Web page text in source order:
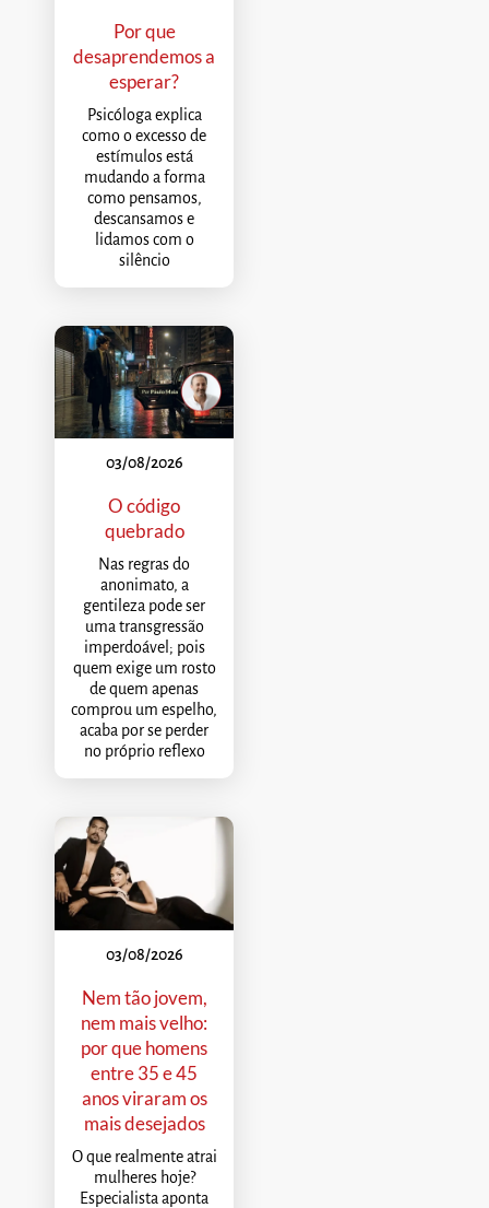
Por que
desaprendemos a
esperar?
Psicóloga explica
como o excesso de
estímulos está
mudando a forma
como pensamos,
descansamos e
lidamos com o
silêncio
03/08/2026
O código
quebrado
Nas regras do
anonimato, a
gentileza pode ser
uma transgressão
imperdoável; pois
quem exige um rosto
de quem apenas
comprou um espelho,
acaba por se perder
no próprio reflexo
03/08/2026
Nem tão jovem,
nem mais velho:
por que homens
entre 35 e 45
anos viraram os
mais desejados
O que realmente atrai
mulheres hoje?
Especialista aponta